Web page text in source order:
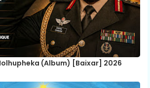
(Album) [Baixar] 2026